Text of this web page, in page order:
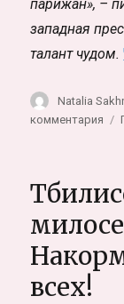
парижан», –
западная
талант чудом.
Автор
Natalia
комментария
мне
всех!